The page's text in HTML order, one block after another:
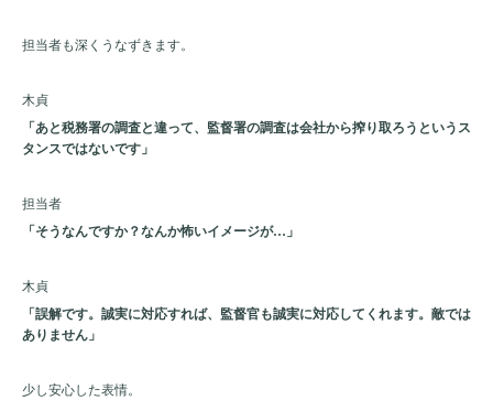
担当者も深くうなずきます。
木貞
「あと税務署の調査と違って、監督署の調査は会社から搾り取ろうというス
タンスではないです」
担当者
「そうなんですか？なんか怖いイメージが…」
木貞
「誤解です。誠実に対応すれば、監督官も誠実に対応してくれます。敵では
ありません」
少し安心した表情。